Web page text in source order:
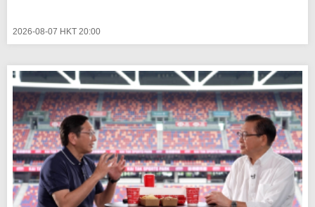
2026-08-07 HKT 20:00